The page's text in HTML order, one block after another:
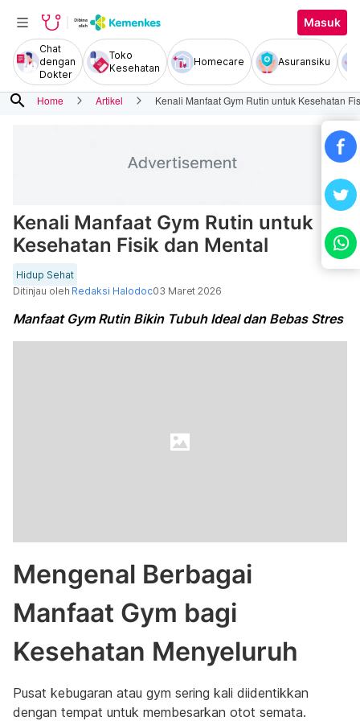
Masuk
Chat
dengan
Dokter
Toko
Kesehatan
Homecare Asuransiku
search Home Artikel Kenali Manfaat Gym Rutin untuk Kesehatan
Kenali Manfaat Gym Rutin untuk
Kesehatan Fisik dan Mental
Hidup Sehat
Ditinjau oleh Redaksi Halodoc03 Maret 2026
Manfaat Gym Rutin Bikin Tubuh Ideal dan Bebas Stres
Mengenal Berbagai
Manfaat Gym bagi
Kesehatan Menyeluruh
Pusat kebugaran atau gym sering kali diidentikkan
dengan tempat untuk membesarkan otot semata.